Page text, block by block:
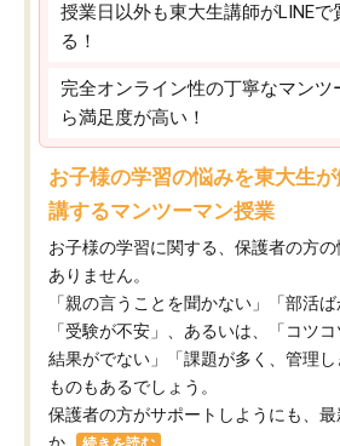
授業日以外も東大生講師がLINE
る！
完全オンライン性の丁寧なマンツ
ら満足度が高い！
お子様の学習の悩みを東大生
講するマンツーマン授業
お子様の学習に関する、保護者の方
ありません。
「親の言うことを聞かない」「部活ば
「受験が不安」、あるいは、「コツコ
結果がでない」「課題が多く、管理
ものもあるでしょう。
保護者の方がサポートしようにも、